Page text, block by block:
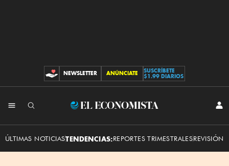
CONTRIBUCIONES
NEWSLETTER ANÚNCIATE
SUSCRÍBETE
$1.99 DIARIOS
El
ÚLTIMAS NOTICIASTENDENCIAS:REPORTES TRIMESTRALESREVISIÓN